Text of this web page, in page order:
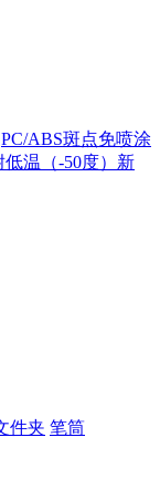
PC/ABS斑点免喷涂
低温（-50度）新
件夹 笔筒